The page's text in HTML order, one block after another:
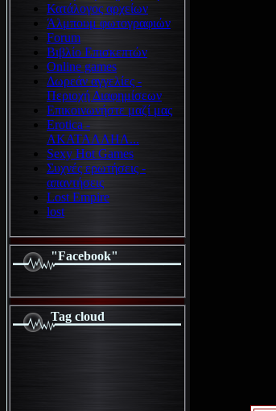
Κατάλογος αρχείων
Άλμπουμ φωτογραφιών
Forum
Βιβλίο Επισκεπτών
Online games
Δωρεάν αγγελίες -
Περιοχή Διαφημίσεων
Επικοινωνήστε μαζί μας
Erotica -
ΑΚΑΤΑΛΛΗΛ...
Sexy Hot Games
Συχνές ερωτήσεις -
απαντήσεις
Lost Empire
lost
"Facebook"
Tag cloud